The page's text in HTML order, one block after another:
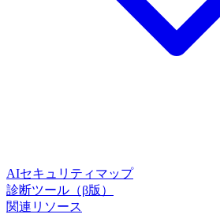
AIセキュリティマップ
診断ツール（β版）
関連リソース